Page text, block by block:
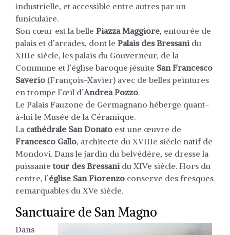
industrielle, et accessible entre autres par un
funiculaire.
Son cœur est la belle Piazza Maggiore, entourée de
palais et d’arcades, dont le Palais des Bressani du
XIIIe siècle, les palais du Gouverneur, de la
Commune et l’église baroque jésuite San Francesco
Saverio (François-Xavier) avec de belles peintures
en trompe l’œil d’Andrea Pozzo.
Le Palais Fauzone de Germagnano héberge quant-
à-lui le Musée de la Céramique.
La cathédrale San Donato est une œuvre de
Francesco Gallo, architecte du XVIIIe siècle natif de
Mondovi. Dans le jardin du belvédère, se dresse la
puissante tour des Bressani du XIVe siècle. Hors du
centre, l’église San Fiorenzo conserve des fresques
remarquables du XVe siècle.
Sanctuaire de San Magno
Dans